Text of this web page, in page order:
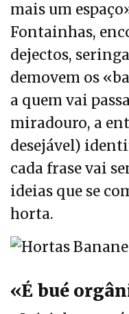
mais um
Fontainhas,
dejectos,
demovem os
a quem vai
miradouro, a
desejável)
cada frase vai
ideias que se
horta.
«É bué